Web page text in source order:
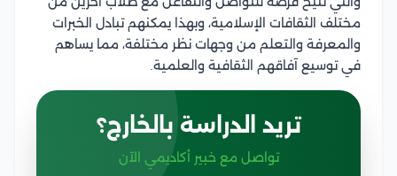
مختلف الثقافات الإسلامية، وبهذا يمكنهم تبادل الخبرات
والمعرفة والتعلم من وجهات نظر مختلفة، مما يساهم
في توسيع آفاقهم الثقافية والعلمية.
تريد الدراسة بالخارج؟
تواصل مع خبير أكاديمي الآن